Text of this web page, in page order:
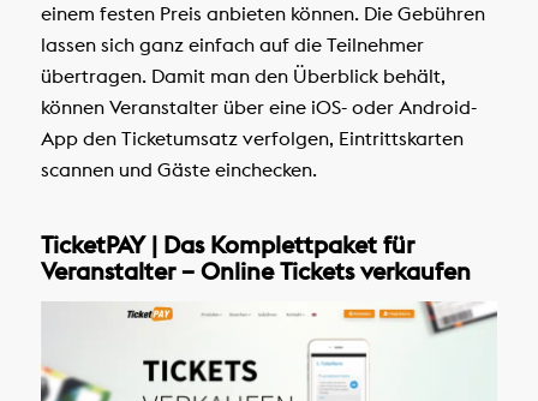
einem festen Preis anbieten können. Die Gebühren
lassen sich ganz einfach auf die Teilnehmer
übertragen. Damit man den Überblick behält,
können Veranstalter über eine iOS- oder Android-
App den Ticketumsatz verfolgen, Eintrittskarten
scannen und Gäste einchecken.
TicketPAY | Das Komplettpaket für
Veranstalter – Online Tickets verkaufen